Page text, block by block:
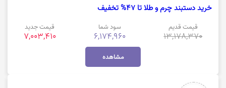
خرید دستبند چرم و طلا تا 47% تخفیف
قیمت قدیم
13,178,370
سود شما
6,174,960
قیمت جدید
7,003,410
مشاهده